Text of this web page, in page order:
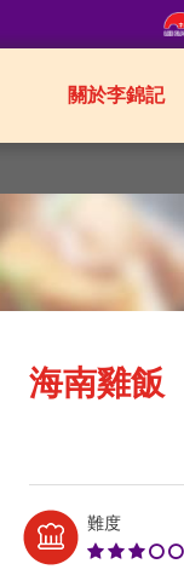
關於李錦記
海南雞飯
難度Level: